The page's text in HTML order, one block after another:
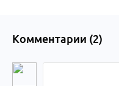
Комментарии (2)